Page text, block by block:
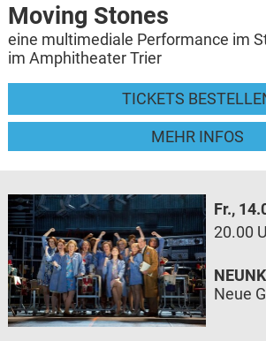
Moving Stones
eine multimediale Performance im
im Amphitheater Trier
TICKETS
MEHR INFOS
Fr.,
20.00
Neue